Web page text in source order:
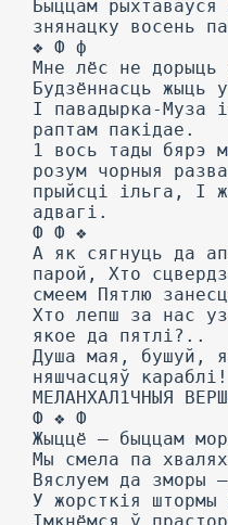
Быццам
знянацку восень
❖ Ф ф
Мне лёс не дорыць
Будзённасць жыць
I павадырка-Муза
раптам пакідае.
1 вось тады бярэ
розум чорныя
прыйсці ільга, I
адвагі.
Ф Ф ❖
А як сягнуць да
парой, Хто
смеем Пятлю
Хто лепш за нас
якое да пятлі?..
Душа мая, бушуй,
няшчасцяў караблі!
МЕЛАНХАЛ1ЧНЫЯ
Ф ❖ Ф
Жыццё — быццам
Мы смела па хвалях
Вяслуем да зморы
У жорсткія штормы